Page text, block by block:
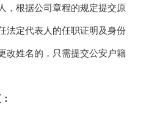
，根据公司章程的规定提交原
法定代表人的任职证明及身份
改姓名的，只需提交公安户籍